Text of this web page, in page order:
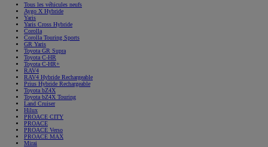
Tous les véhicules neufs
Aygo X Hybride
Yaris
Yaris Cross Hybride
Corolla
Corolla Touring Sports
GR Yaris
Toyota GR Supra
Toyota C-HR
Toyota C-HR+
RAV4
RAV4 Hybride Rechargeable
Prius Hybride Rechargeable
Toyota bZ4X
Toyota bZ4X Touring
Land Cruiser
Hilux
PROACE CITY
PROACE
PROACE Verso
PROACE MAX
Mirai